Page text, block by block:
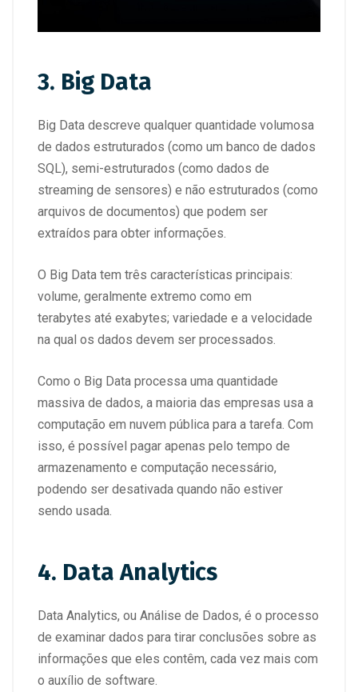
3. Big Data
Big Data descreve qualquer quantidade volumosa
de dados estruturados (como um banco de dados
SQL), semi-estruturados (como dados de
streaming de sensores) e não estruturados (como
arquivos de documentos) que podem ser
extraídos para obter informações.
O Big Data tem três características principais:
volume, geralmente extremo como em
terabytes até exabytes; variedade e a velocidade
na qual os dados devem ser processados.
Como o Big Data processa uma quantidade
massiva de dados, a maioria das empresas usa a
computação em nuvem pública para a tarefa. Com
isso, é possível pagar apenas pelo tempo de
armazenamento e computação necessário,
podendo ser desativada quando não estiver
sendo usada.
4. Data Analytics
Data Analytics, ou Análise de Dados, é o processo
de examinar dados para tirar conclusões sobre as
informações que eles contêm, cada vez mais com
o auxílio de software.